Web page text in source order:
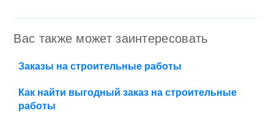
Вас также может заинтересовать
Заказы на строительные работы
Как найти выгодный заказ на строительные
работы